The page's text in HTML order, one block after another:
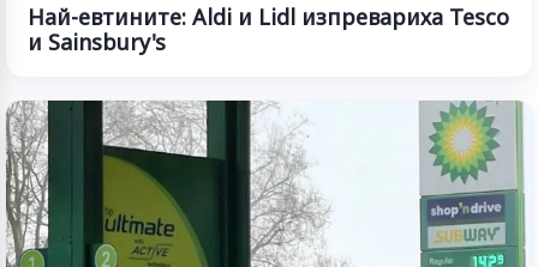
Най-евтините: Aldi и Lidl изпревариха Tesco
и Sainsbury's